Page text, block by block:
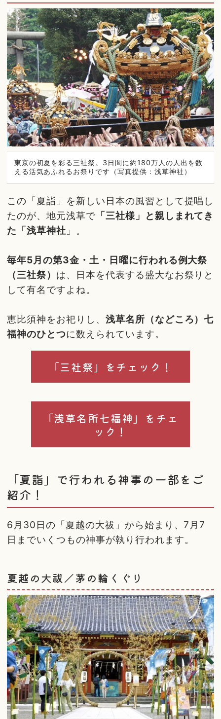
東京の初夏を彩る三社祭。3日間に約180万人の人出を数
える活気あふれるお祭りです（写真提供：浅草神社）
この「夏詣」を新しい日本の風習として提唱し
たのが、地元浅草で 「三社様」と親しまれてき
た「浅草神社 」。
毎年5月の第3金・土・日曜に行われる例大祭
（三社祭） は、日本を代表する盛大なお祭りと
して有名ですよね。
恵比須神をお祀りし、 浅草名所（などころ）七
福神のひとつに数えられています。
「三社祭」をチェック！
「浅草名所七福神」をチェ
ック！
「夏詣」で行われる神事の一部をご
紹介！
6月30日の「夏越の大祓」から始まり、7月7
日までいくつもの神事が執り行われます。
夏越の大祓／茅の輪くぐり